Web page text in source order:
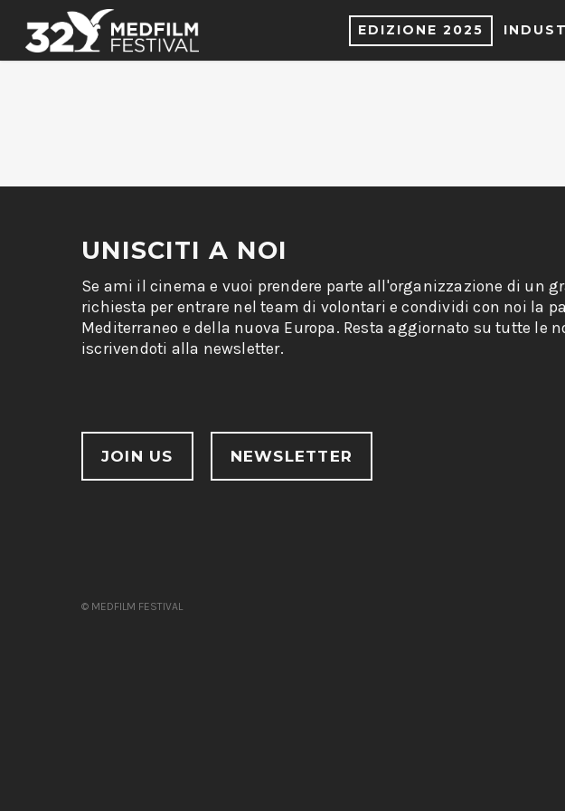
EDIZIONE 2025
UNISCITI A NOI
Se ami il cinema e vuoi prendere parte all'organizzazione di un
richiesta per entrare nel team di volontari e condividi con noi la
Mediterraneo e della nuova Europa. Resta aggiornato su tutte le
iscrivendoti alla newsletter.
JOIN US NEWSLETTER
© MEDFILM FESTIVAL